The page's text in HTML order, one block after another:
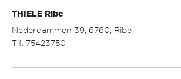
Åbningstider:
mandag - torsdag: 09.30 - 17.30
fredag: 09:30 - 18.00
THIELE Ribe
Nederdammen 39, 6760, Ribe
Tlf. 75423750